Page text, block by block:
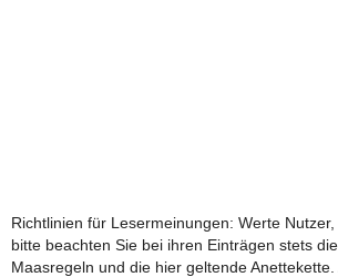
Richtlinien für Lesermeinungen: Werte Nutzer,
bitte beachten Sie bei ihren Einträgen stets die
Maasregeln und die hier geltende Anettekette.